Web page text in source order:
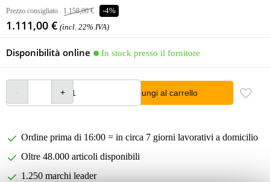
Prezzo consigliato 1.158,00 € -4%
1.111,00 € (incl. 22% IVA)
Disponibilità online In stock presso il fornitore
Aggiungi al carrello
Ordine prima di 16:00 = in circa 7 giorni lavorativi a domicilio
Oltre 48.000 articoli disponibili
1.250 marchi leader